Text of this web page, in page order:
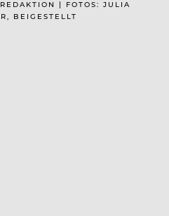
| FOTOS: JULIA
BEIGESTELLT